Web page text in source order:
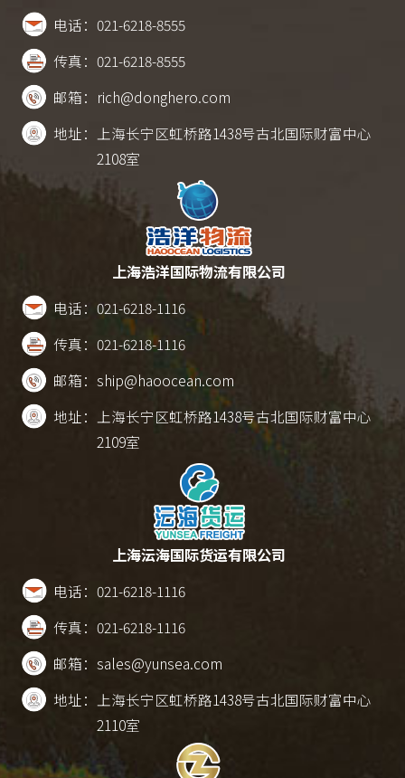
电话： 021-6218-8555
传真： 021-6218-8555
邮箱： rich@donghero.com
地址：
上海长宁区虹桥路1438号古北国际财富中心
2108室
上海浩洋国际物流有限公司
电话： 021-6218-1116
传真： 021-6218-1116
邮箱： ship@haoocean.com
地址：
上海长宁区虹桥路1438号古北国际财富中心
2109室
上海沄海国际货运有限公司
电话： 021-6218-1116
传真： 021-6218-1116
邮箱： sales@yunsea.com
地址：
上海长宁区虹桥路1438号古北国际财富中心
2110室